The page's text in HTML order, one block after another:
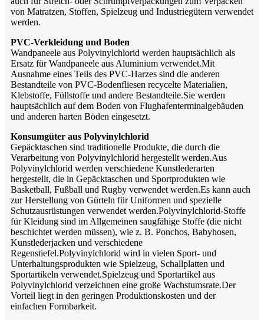
von Matratzen, Stoffen, Spielzeug und Industriegütern verwendet
werden.
PVC-Verkleidung und Boden
Wandpaneele aus Polyvinylchlorid werden hauptsächlich als
Ersatz für Wandpaneele aus Aluminium verwendet.Mit
Ausnahme eines Teils des PVC-Harzes sind die anderen
Bestandteile von PVC-Bodenfliesen recycelte Materialien,
Klebstoffe, Füllstoffe und andere Bestandteile.Sie werden
hauptsächlich auf dem Boden von Flughafenterminalgebäuden
und anderen harten Böden eingesetzt.
Konsumgüter aus Polyvinylchlorid
Gepäcktaschen sind traditionelle Produkte, die durch die
Verarbeitung von Polyvinylchlorid hergestellt werden.Aus
Polyvinylchlorid werden verschiedene Kunstlederarten
hergestellt, die in Gepäcktaschen und Sportprodukten wie
Basketball, Fußball und Rugby verwendet werden.Es kann auch
zur Herstellung von Gürteln für Uniformen und spezielle
Schutzausrüstungen verwendet werden.Polyvinylchlorid-Stoffe
für Kleidung sind im Allgemeinen saugfähige Stoffe (die nicht
beschichtet werden müssen), wie z. B. Ponchos, Babyhosen,
Kunstlederjacken und verschiedene
Regenstiefel.Polyvinylchlorid wird in vielen Sport- und
Unterhaltungsprodukten wie Spielzeug, Schallplatten und
Sportartikeln verwendet.Spielzeug und Sportartikel aus
Polyvinylchlorid verzeichnen eine große Wachstumsrate.Der
Vorteil liegt in den geringen Produktionskosten und der
einfachen Formbarkeit.